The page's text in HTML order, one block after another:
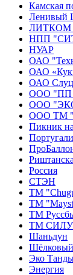
Камская
Ленивый
ЛИТКОМ
НПП
НУАР
ОАО
ОАО
ОАО
ООО "ПП
ООО
ООО ТМ
Пикник
Россия
СТЭН
ТМ
ТМ
ТМ
ТМ
Шаньдун
Эко
Энергия